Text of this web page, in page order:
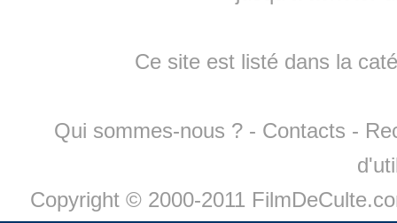
Ce site est listé dans la
Qui sommes-nous ? - Contacts -
Copyright © 2000-2011